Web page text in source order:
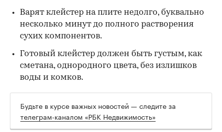
Варят клейстер на плите недолго, буквально
несколько минут до полного растворения
сухих компонентов.
Готовый клейстер должен быть густым, как
сметана, однородного цвета, без излишков
воды и комков.
Будьте в курсе важных новостей — следите за
телеграм-каналом «РБК Недвижимость»